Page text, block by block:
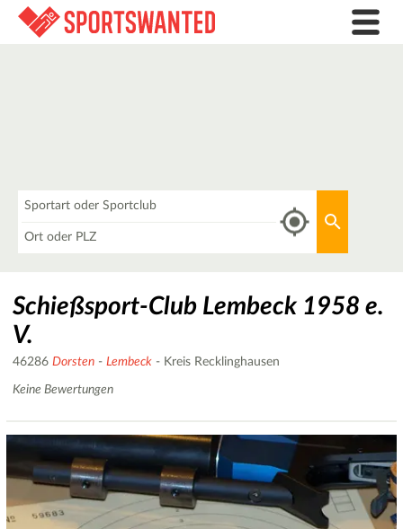
Schießsport-Club Lembeck 1958 e.
V.
46286 Dorsten - Lembeck - Kreis Recklinghausen
Keine Bewertungen